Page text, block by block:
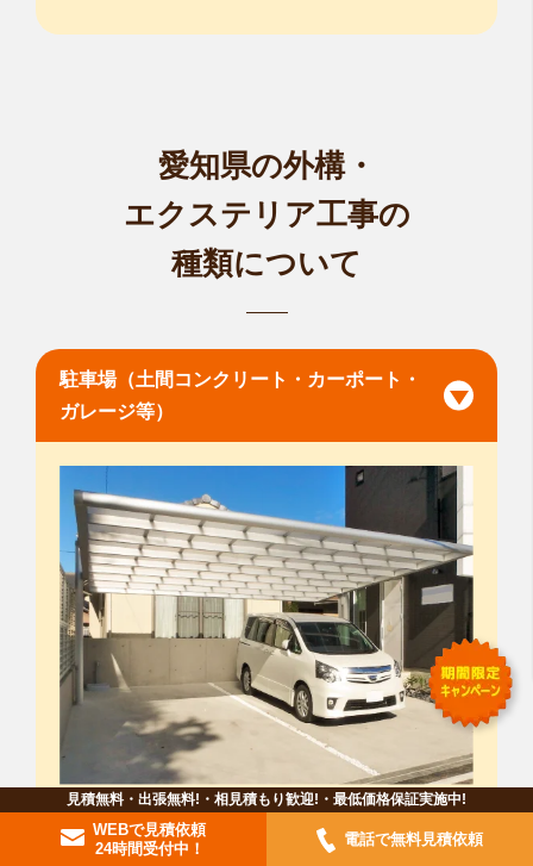
愛知県の外構・
エクステリア工事の
種類について
駐車場（土間コンクリート・カーポート・
ガレージ等）
家の駐車場の工事は、地面に土間コンクリート
を打つ場合や、予算的に安く済ませたい場合は
見積無料・出張無料!・相見積もり歓迎!・最低価格保証実施中!
WEBで見積依頼
24時間受付中！
電話で無料見積依頼